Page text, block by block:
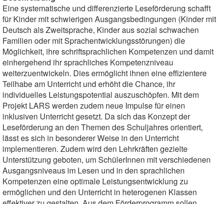
Eine systematische und differenzierte Leseförderung schafft
für Kinder mit schwierigen Ausgangsbedingungen (Kinder mit
Deutsch als Zweitsprache, Kinder aus sozial schwachen
Familien oder mit Sprachentwicklungsstörungen) die
Möglichkeit, ihre schriftsprachlichen Kompetenzen und damit
einhergehend ihr sprachliches Kompetenzniveau
weiterzuentwickeln. Dies ermöglicht ihnen eine effizientere
Teilhabe am Unterricht und erhöht die Chance, ihr
individuelles Leistungspotential auszuschöpfen. Mit dem
Projekt LARS werden zudem neue Impulse für einen
inklusiven Unterricht gesetzt. Da sich das Konzept der
Leseförderung an den Themen des Schuljahres orientiert,
lässt es sich in besonderer Weise in den Unterricht
implementieren. Zudem wird den Lehrkräften gezielte
Unterstützung geboten, um SchülerInnen mit verschiedenen
Ausgangsniveaus im Lesen und in den sprachlichen
Kompetenzen eine optimale Leistungsentwicklung zu
ermöglichen und den Unterricht in heterogenen Klassen